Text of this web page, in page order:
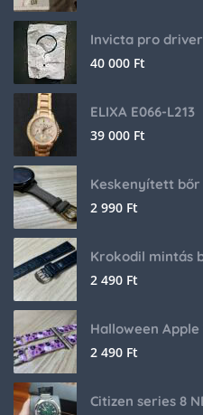
Invicta pro driver
40 000 Ft
ELIXA E066-L213
39 000 Ft
2 990 Ft
2 490 Ft
2 490 Ft